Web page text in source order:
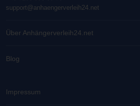
support@anhaengerverleih24.net
Über Anhängerverleih24.net
Blog
Impressum